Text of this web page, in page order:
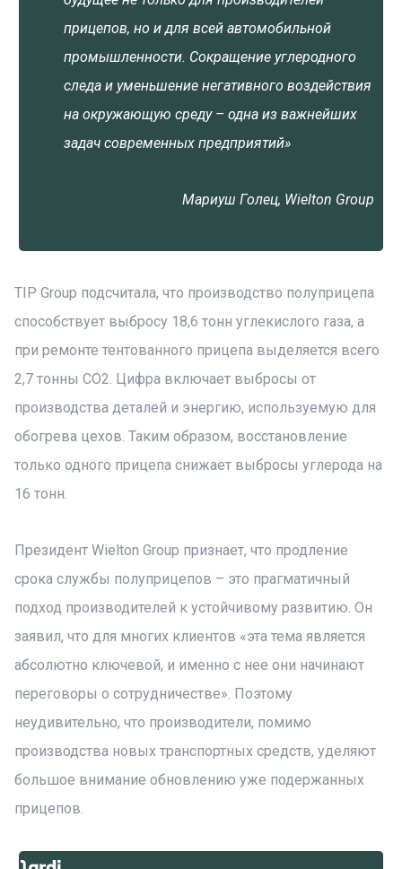
прицепов, но и для всей автомобильной
промышленности. Сокращение углеродного
следа и уменьшение негативного воздействия
на окружающую среду – одна из важнейших
задач современных предприятий»
Мариуш Голец, Wielton Group
TIP Group подсчитала, что производство полуприцепа
способствует выбросу 18,6 тонн углекислого газа, а
при ремонте тентованного прицепа выделяется всего
2,7 тонны CO2. Цифра включает выбросы от
производства деталей и энергию, используемую для
обогрева цехов. Таким образом, восстановление
только одного прицепа снижает выбросы углерода на
16 тонн.
Президент Wielton Group признает, что продление
срока службы полуприцепов – это прагматичный
подход производителей к устойчивому развитию. Он
заявил, что для многих клиентов «эта тема является
абсолютно ключевой, и именно с нее они начинают
переговоры о сотрудничестве». Поэтому
неудивительно, что производители, помимо
производства новых транспортных средств, уделяют
большое внимание обновлению уже подержанных
прицепов.